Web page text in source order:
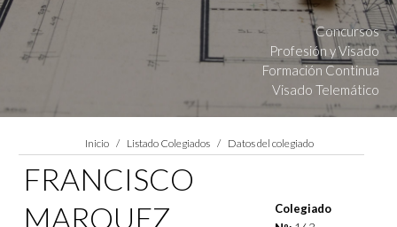
Concursos
Profesión y Visado
Formación Continua
Visado Telemático
Estás aquí:
Inicio Listado Colegiados Datos del colegiado
FRANCISCO
MARQUEZ
Colegiado